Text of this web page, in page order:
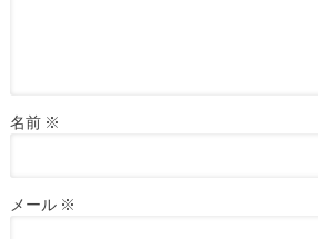
名前 ※
メール ※